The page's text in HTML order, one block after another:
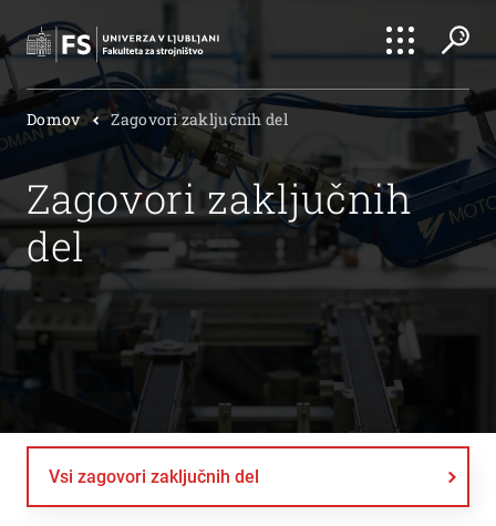
Išči
Išči
Domov Zagovori zaključnih del
Zagovori zaključnih
del
Vsi zagovori zaključnih del